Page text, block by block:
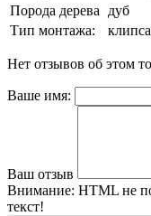
Порода дерева
дуб
Тип монтажа:
клипса
Нет отзывов об этом
Ваше имя:
Ваш отзыв
Внимание: HTML не
текст!